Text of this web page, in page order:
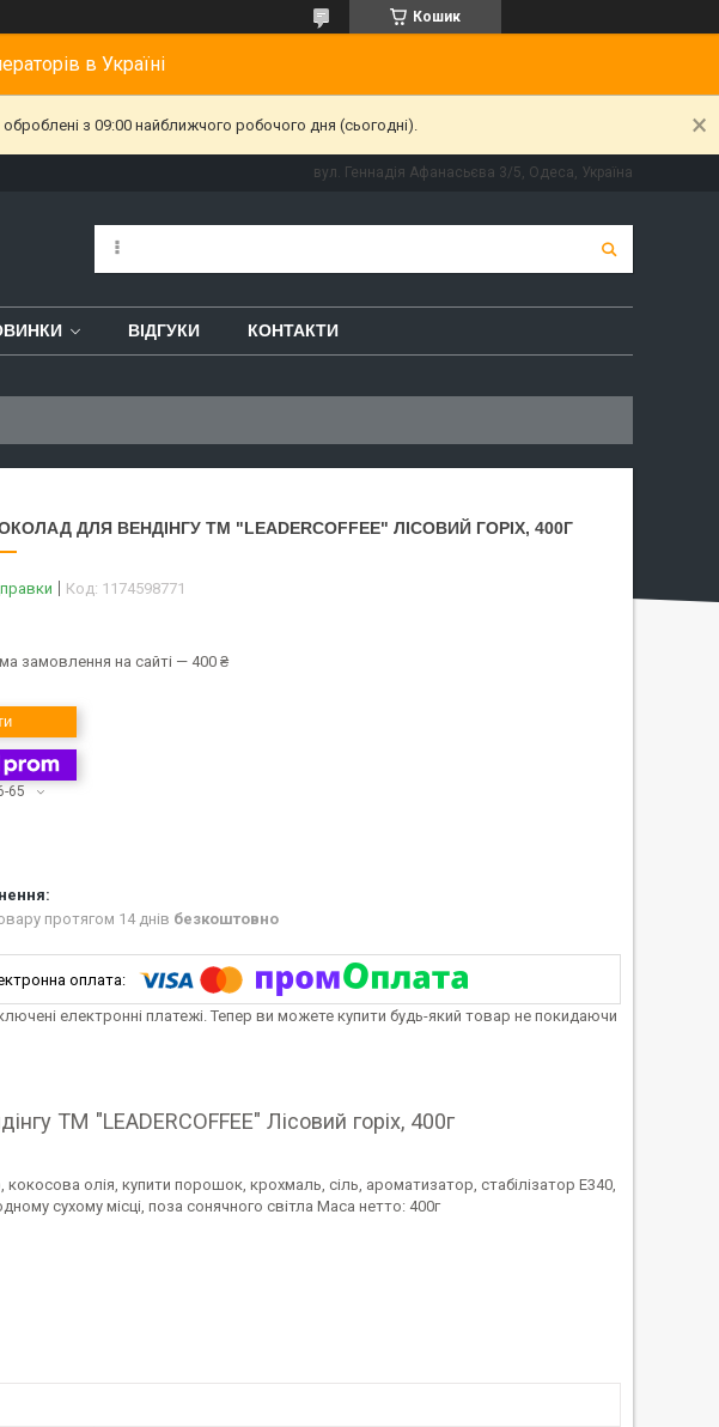
Кошик
в Україні
з 09:00 найближчого робочого дня (сьогодні).
вул. Геннадія Афанасьєва 3/5, Одеса, Україна
ВІДГУКИ КОНТАКТИ
ДЛЯ ВЕНДІНГУ ТМ "LEADERCOFFEE" ЛІСОВИЙ ГОРІХ, 400Г
Код: 1174598771
замовлення на сайті — 400 ₴
65
протягом 14 днів безкоштовно
електронні платежі. Тепер ви можете купити будь-який товар не покидаючи
ТМ "LEADERCOFFEE" Лісовий горіх, 400г
олія, купити порошок, крохмаль, сіль, ароматизатор, стабілізатор E340,
сухому місці, поза сонячного світла Маса нетто: 400г